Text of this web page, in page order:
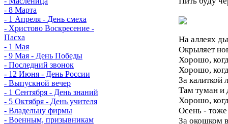
- 8 Марта
- 1 Апреля - День смеха
- Христово Воскресение -
Пасха
- 1 Мая
- 9 Мая - День Победы
- Последний звонок
- 12 Июня - День России
- Выпускной вечер
- 1 Сентября - День знаний
- 5 Октября - День учителя
- Владельцу фирмы
- Военным, призывникам
На аллеях
Окрыляет
Хорошо,
Хорошо,
За калиткой
Там туман
Хорошо,
Осень -
За окошком